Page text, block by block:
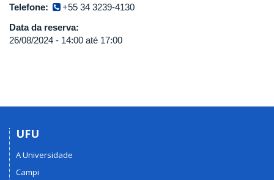
Telefone:
+55 34 3239-4130
Data da reserva:
26/08/2024 - 14:00 até 17:00
UFU
A Universidade
Campi